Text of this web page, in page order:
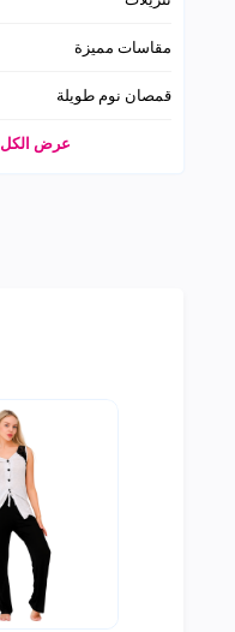
مقاسات مميزة
قمصان نوم طويلة
عرض الكل